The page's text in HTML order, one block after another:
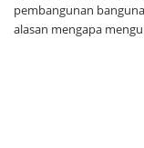
pembangunan
alasan mengapa